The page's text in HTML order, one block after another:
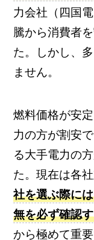
力会社（四国
騰から消費者
た。しかし、
ません。
燃料価格が安
力の方が割安
る大手電力の
た。現在は各
社を選ぶ際に
無を必ず確認
から極めて重要